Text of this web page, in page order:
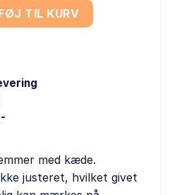
Brystklemmer m. Kæde antal
TIL KURV
med kæde.
justeret, hvilket givet